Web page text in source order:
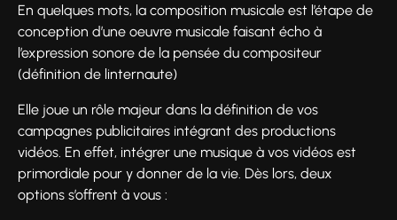
En quelques mots, la composition musicale est l’étape de
conception d’une oeuvre musicale faisant écho à
l’expression sonore de la pensée du compositeur
(définition de linternaute)
Elle joue un rôle majeur dans la définition de vos
campagnes publicitaires intégrant des productions
vidéos. En effet, intégrer une musique à vos vidéos est
primordiale pour y donner de la vie. Dès lors, deux
options s’offrent à vous :